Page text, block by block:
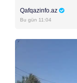
Qafqazinfo.az
Bu gün 11:04